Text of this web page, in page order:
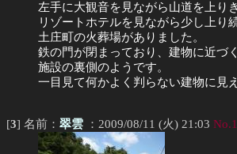
左手に大観音を見ながら山道を上り
リゾートホテルを見ながら少し上り
土庄町の火葬場がありました。
鉄の門が閉まっており、建物に近づ
施設の裏側のようです。
一目見て何かよく判らない建物に見
[3] 名前： 翠雲 ：2009/08/11 (火) 21:03